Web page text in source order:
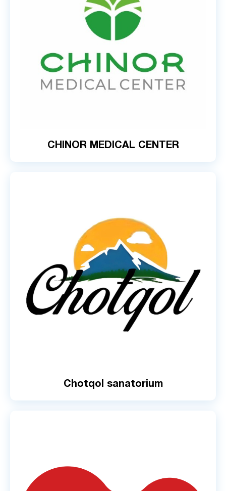
CHINOR MEDICAL CENTER
Chotqol sanatorium